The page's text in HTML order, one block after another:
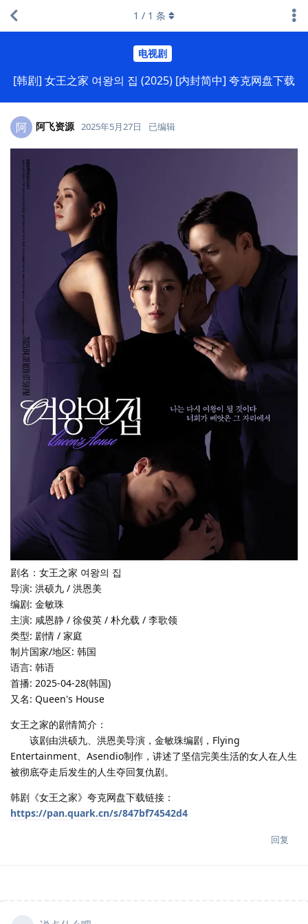
电视剧
[韩剧] 女王之家 여왕의 집 (2025) [内封简中] 夸克网盘下载
1 / 1 条
阿 阿飞资源 2025年5月27日 已编辑
剧名：女王之家 여왕의 집
导演: 洪硕九 / 洪恩美
编剧: 金敏珠
主演: 咸恩静 / 徐俊英 / 朴允载 / 李歌领
类型: 剧情 / 家庭
制片国家/地区: 韩国
语言: 韩语
首播: 2025-04-28(韩国)
又名: Queen's House
女王之家的剧情简介：
该剧由洪硕九、洪恩美导演，金敏珠编剧，Flying
Entertainment、Asendio制作，讲述了坚信完美生活的女人在人生
被彻底夺走后发生的人生夺回复仇剧。
韩剧《女王之家》夸克网盘下载链接：
https://pan.quark.cn/s/847bf74542d4
回复